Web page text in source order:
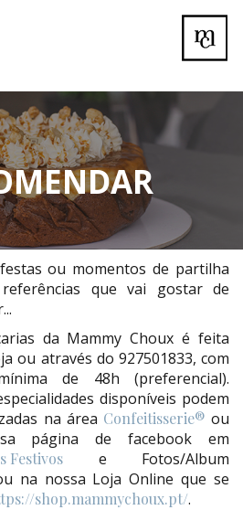
ou momentos de partilha
que vai gostar de
da Mammy Choux é feita
ou através do 927501833, com
de 48h (preferencial).
disponíveis podem
na área Confeitisserie® ou
página de facebook em
Festivos e Fotos/Album
na nossa Loja Online que se
shop.mammychoux.pt/.